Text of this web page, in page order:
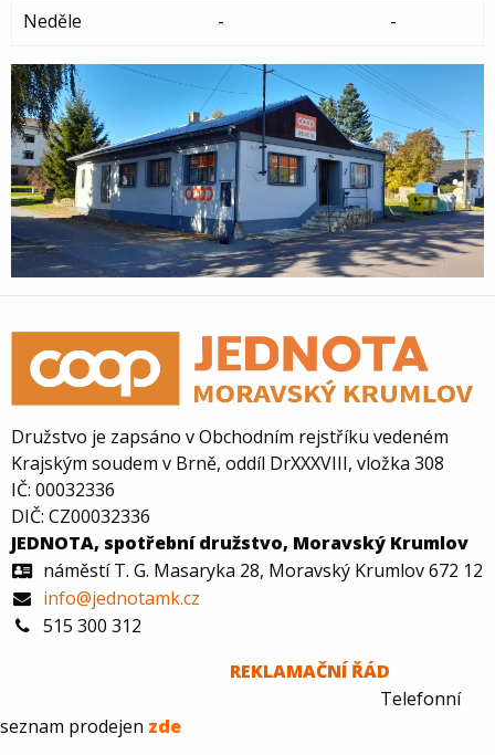
Neděle
- -
Družstvo je zapsáno v Obchodním rejstříku vedeném
Krajským soudem v Brně, oddíl DrXXXVIII, vložka 308
IČ: 00032336
DIČ: CZ00032336
JEDNOTA, spotřební družstvo, Moravský Krumlov
náměstí T. G. Masaryka 28, Moravský Krumlov 672 12
info@jednotamk.cz
515 300 312
REKLAMAČNÍ ŘÁD
Telefonní
seznam prodejen zde